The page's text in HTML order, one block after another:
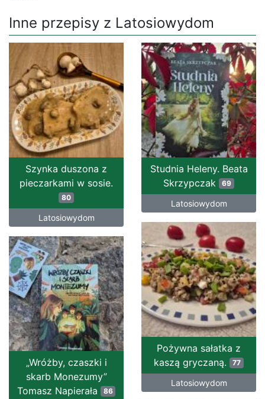
Inne przepisy z Latosiowydom
Szynka duszona z
pieczarkami w sosie.
80
Latosiowydom
Studnia Heleny. Beata
Skrzypczak 69
Latosiowydom
Pożywna sałatka z
kaszą gryczaną. 77
Latosiowydom
„Wróżby, czaszki i
skarb Monezumy”
Tomasz Napierała
86